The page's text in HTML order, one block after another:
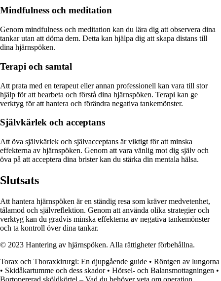
Mindfulness och meditation
Genom mindfulness och meditation kan du lära dig att observera dina
tankar utan att döma dem. Detta kan hjälpa dig att skapa distans till
dina hjärnspöken.
Terapi och samtal
Att prata med en terapeut eller annan professionell kan vara till stor
hjälp för att bearbeta och förstå dina hjärnspöken. Terapi kan ge
verktyg för att hantera och förändra negativa tankemönster.
Självkärlek och acceptans
Att öva självkärlek och självacceptans är viktigt för att minska
effekterna av hjärnspöken. Genom att vara vänlig mot dig själv och
öva på att acceptera dina brister kan du stärka din mentala hälsa.
Slutsats
Att hantera hjärnspöken är en ständig resa som kräver medvetenhet,
tålamod och självreflektion. Genom att använda olika strategier och
verktyg kan du gradvis minska effekterna av negativa tankemönster
och ta kontroll över dina tankar.
© 2023 Hantering av hjärnspöken. Alla rättigheter förbehållna.
Torax och Thoraxkirurgi: En djupgående guide • Röntgen av lungorna
• Skidåkartumme och dess skador• Hörsel- och Balansmottagningen •
Bortopererad sköldkörtel – Vad du behöver veta om operation,